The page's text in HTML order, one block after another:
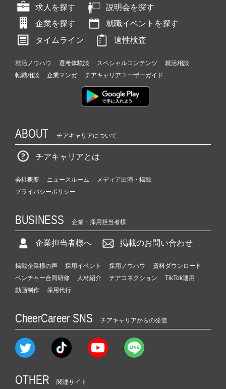
求人を探す
説明会を探す
企業を探す
就職イベントを探す
タイムライン
適性検査
就活ノウハウ 選考体験談 スペシャルコンテンツ
就活相談
転職相談
企業マンガ チアキャリアユーザーガイド
ABOUT チアキャリアについて
チアキャリアとは
会社概要 ニュースルーム
メディア出演・掲載
プライバシーポリシー
BUSINESS 企業・採用担当者様
企業担当者様へ 掲載のお問い合わせ
掲載企業様の声 採用イベント 採用ノウハウ
資料ダウンロード
ベンチャー合同研修
人材紹介 チアコネクション
TikTok運用
動画制作
採用代行
CheerCareer SNS チアキャリアからの発信
OTHER 関連サイト